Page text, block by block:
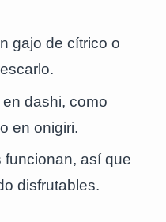
gajo de cítrico o
dashi, como
en onigiri.
funcionan, así que
disfrutables.